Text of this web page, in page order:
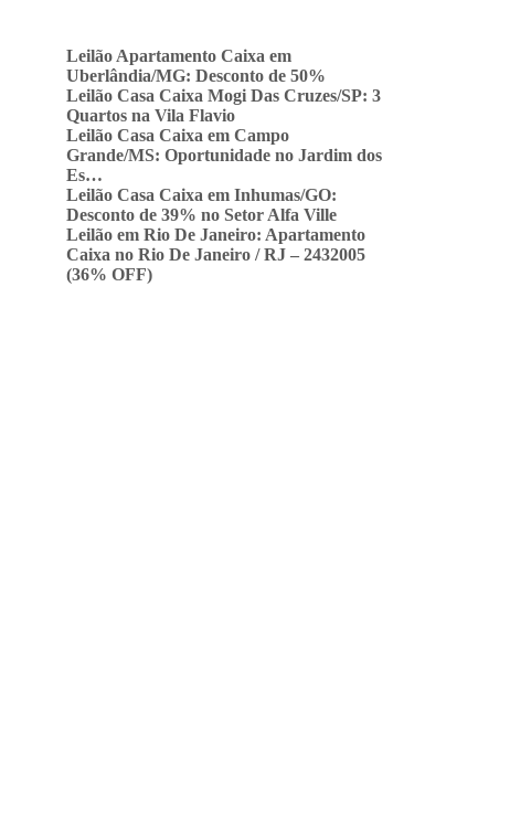
Leilão Apartamento Caixa em
Uberlândia/MG: Desconto de 50%
Leilão Casa Caixa Mogi Das Cruzes/SP: 3
Quartos na Vila Flavio
Leilão Casa Caixa em Campo
Grande/MS: Oportunidade no Jardim dos
Es…
Leilão Casa Caixa em Inhumas/GO:
Desconto de 39% no Setor Alfa Ville
Leilão em Rio De Janeiro: Apartamento
Caixa no Rio De Janeiro / RJ – 2432005
(36% OFF)